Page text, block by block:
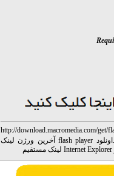
http://download.macromedia.com/get/
داونلود flash player آخرین ورژن لینک